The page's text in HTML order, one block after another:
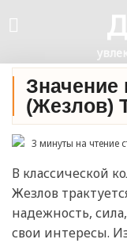
Значение
(Жезлов)
3 минуты на чтение
В классической
Жезлов
надежность,
свои интересы.